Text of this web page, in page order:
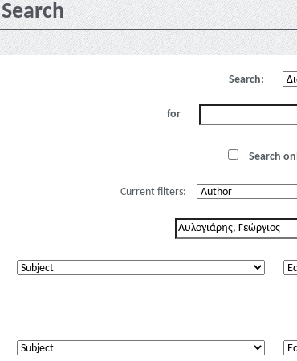
Search
Search:
for
Search
Current filters: